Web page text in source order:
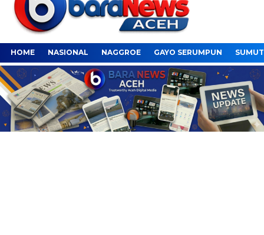
HOME NASIONAL NAGGROE GAYO SERUMPUN SUMUT